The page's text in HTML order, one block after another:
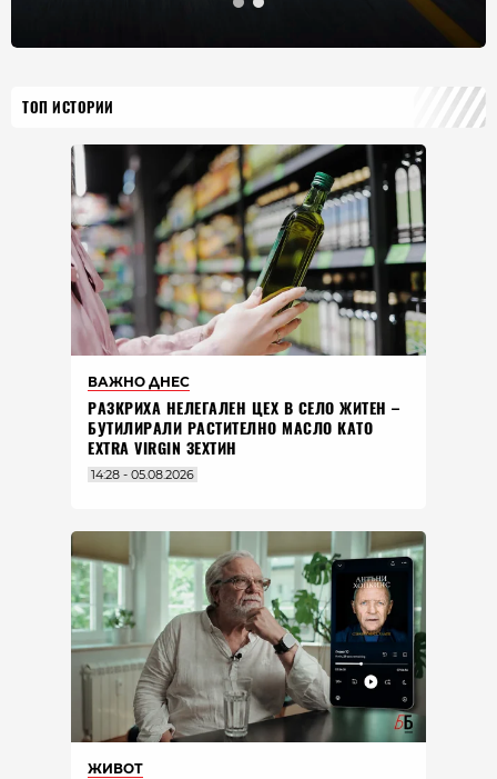
ТОП ИСТОРИИ
ВАЖНО ДНЕС
РАЗКРИХА НЕЛЕГАЛЕН ЦЕХ В СЕЛО ЖИТЕН –
БУТИЛИРАЛИ РАСТИТЕЛНО МАСЛО КАТО
EXTRA VIRGIN ЗЕХТИН
14:28 - 05.08.2026
ЖИВОТ